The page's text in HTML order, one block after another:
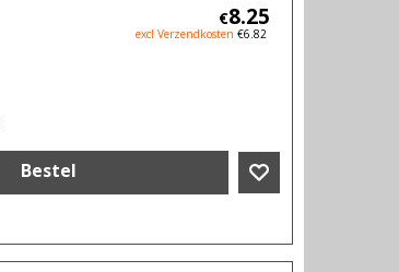
€8.25
excl Verzendkosten €6.82
Bestel